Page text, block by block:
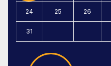
24 25 26
31